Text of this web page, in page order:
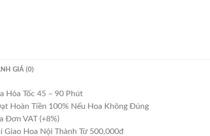
GIÁ (0)
Hỏa Tốc 45 – 90 Phút
Hoàn Tiền 100% Nếu Hoa Không Đúng
Đơn VAT (+8%)
Giao Hoa Nội Thành Từ 500,000đ